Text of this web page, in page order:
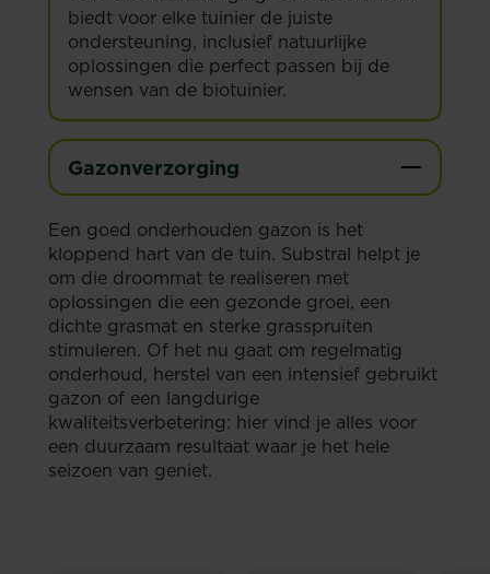
biedt voor elke tuinier de juiste
ondersteuning, inclusief natuurlijke
oplossingen die perfect passen bij de
wensen van de biotuinier.
Gazonverzorging
Een goed onderhouden gazon is het
kloppend hart van de tuin. Substral helpt je
om die droommat te realiseren met
oplossingen die een gezonde groei, een
dichte grasmat en sterke grasspruiten
stimuleren. Of het nu gaat om regelmatig
onderhoud, herstel van een intensief gebruikt
gazon of een langdurige
kwaliteitsverbetering: hier vind je alles voor
een duurzaam resultaat waar je het hele
seizoen van geniet.